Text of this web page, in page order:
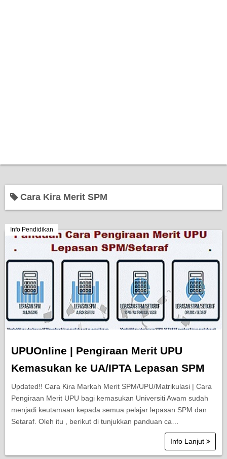
Bantuan Kerajaan
Berita Semasa
Kerjaya
Biasiswa
Pendidikan
Cara Kira Merit SPM
Info Pendidikan
UPUOnline | Pengiraan Merit UPU
Kemasukan ke UA/IPTA Lepasan SPM
Updated!! Cara Kira Markah Merit SPM/UPU/Matrikulasi | Cara
Pengiraan Merit UPU bagi kemasukan Universiti Awam sudah
menjadi keutamaan kepada semua pelajar lepasan SPM dan
Setaraf. Oleh itu , berikut di tunjukkan panduan ca…
Info Lanjut